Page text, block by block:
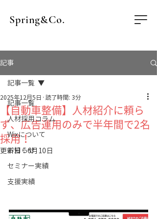
Spring&Co.
記事
記事一覧
人材採用コラム
Wixについて
お知らせ
セミナー実績
支援実績
記事一覧
【自動車整備】人材紹介に頼ら
ず、広告運用のみで半年間で2名
採用！
2025年12月5日 読了時間: 3分
更新日：6月10日